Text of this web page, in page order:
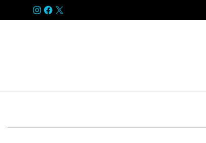
INSTAGRAM
FACEBOOK
X